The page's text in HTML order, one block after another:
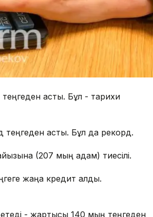
теңгеден асты. Бұл - тарихи
теңгеден асты. Бұл да рекорд.
(207 мың адам) тиесілі.
жаңа кредит алды.
- жартысы 140 мың теңгеден